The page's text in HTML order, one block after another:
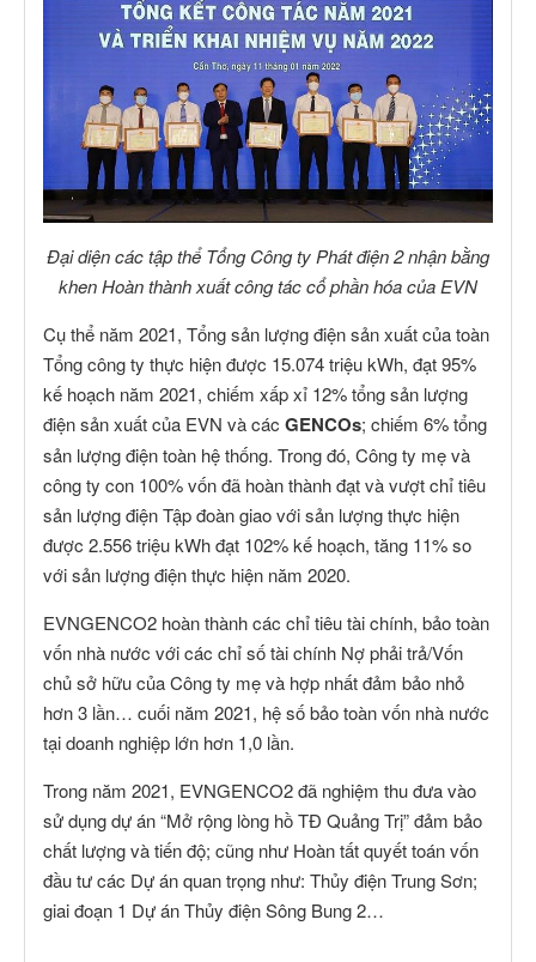
Đại diện các tập thể Tổng Công ty Phát điện 2 nhận bằng
khen Hoàn thành xuất công tác cổ phần hóa của EVN
Cụ thể năm 2021, Tổng sản lượng điện sản xuất của toàn
Tổng công ty thực hiện được 15.074 triệu kWh, đạt 95%
kế hoạch năm 2021, chiếm xấp xỉ 12% tổng sản lượng
điện sản xuất của EVN và các GENCOs; chiếm 6% tổng
sản lượng điện toàn hệ thống. Trong đó, Công ty mẹ và
công ty con 100% vốn đã hoàn thành đạt và vượt chỉ tiêu
sản lượng điện Tập đoàn giao với sản lượng thực hiện
được 2.556 triệu kWh đạt 102% kế hoạch, tăng 11% so
với sản lượng điện thực hiện năm 2020.
EVNGENCO2 hoàn thành các chỉ tiêu tài chính, bảo toàn
vốn nhà nước với các chỉ số tài chính Nợ phải trả/Vốn
chủ sở hữu của Công ty mẹ và hợp nhất đảm bảo nhỏ
hơn 3 lần… cuối năm 2021, hệ số bảo toàn vốn nhà nước
tại doanh nghiệp lớn hơn 1,0 lần.
Trong năm 2021, EVNGENCO2 đã nghiệm thu đưa vào
sử dụng dự án “Mở rộng lòng hồ TĐ Quảng Trị” đảm bảo
chất lượng và tiến độ; cũng như Hoàn tất quyết toán vốn
đầu tư các Dự án quan trọng như: Thủy điện Trung Sơn;
giai đoạn 1 Dự án Thủy điện Sông Bung 2…